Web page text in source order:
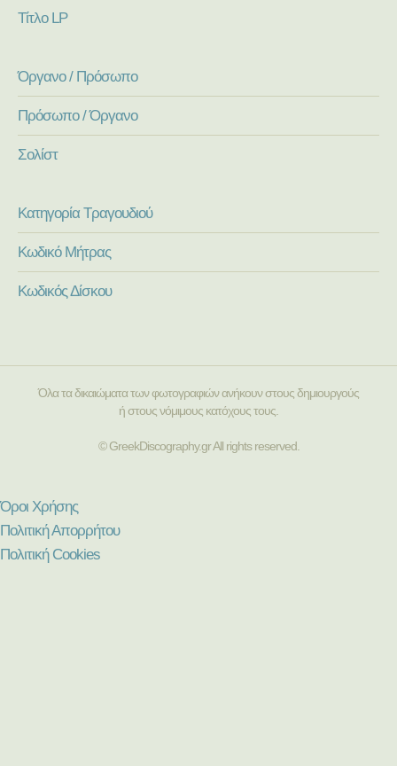
Τίτλο LP
Όργανο / Πρόσωπο
Πρόσωπο / Όργανο
Σολίστ
Κατηγορία Τραγουδιού
Κωδικό Μήτρας
Κωδικός Δίσκου
Όλα τα δικαιώματα των φωτογραφιών ανήκουν στους δημιουργούς
ή στους νόμιμους κατόχους τους.
© GreekDiscography.gr All rights reserved.
Όροι Χρήσης
Πολιτική Απορρήτου
Πολιτική Cookies